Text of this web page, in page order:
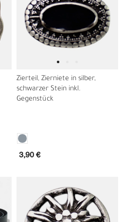
Zierteil, Zierniete in silber,
schwarzer Stein inkl.
Gegenstück
3,90 €